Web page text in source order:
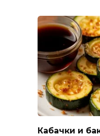
Кабачки и